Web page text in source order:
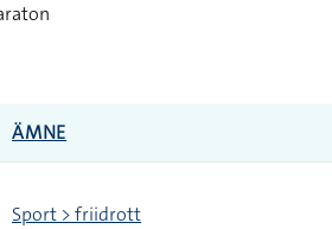
ÄMNE
Sport > friidrott